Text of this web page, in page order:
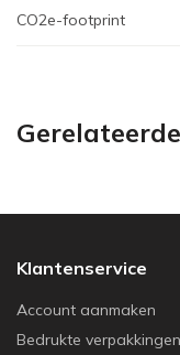
CO2e-footprint
Klantenservice
Account aanmaken
Bedrukte verpakkingen